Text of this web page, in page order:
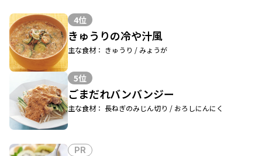
4位
きゅうりの冷や汁風
主な食材： きゅうり / みょうが
5位
ごまだれバンバンジー
主な食材： 長ねぎのみじん切り / おろしにんにく
PR